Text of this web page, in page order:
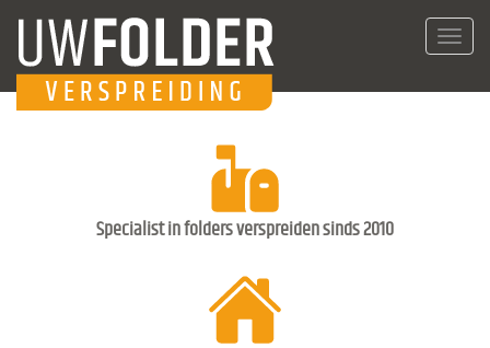
Specialist in folders verspreiden sinds 2010